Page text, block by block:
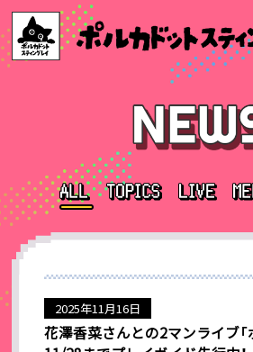
2025年11月16日
花澤香菜さんとの2マンライブ「